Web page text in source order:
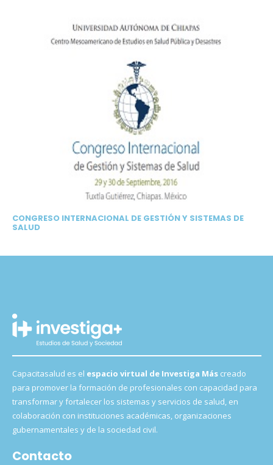
CONGRESO INTERNACIONAL DE GESTIÓN Y SISTEMAS DE
SALUD
Capacitasalud es el espacio virtual de Investiga Máscreado
para promover la formación de profesionales con capacidad para
transformar y fortalecer los sistemas y servicios de salud, en
colaboración con instituciones académicas, organizaciones
gubernamentales y de la sociedad civil.
Contacto